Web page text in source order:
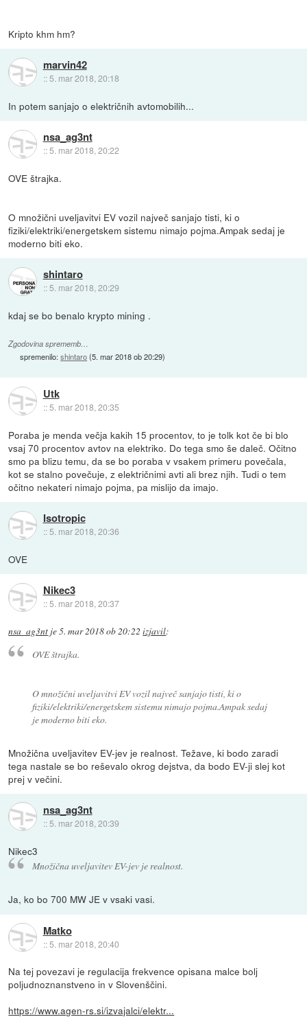
Kripto khm hm?
marvin42
:: 5. mar 2018, 20:18
In potem sanjajo o električnih avtomobilih...
nsa_ag3nt
::5. mar 2018, 20:22
OVE štrajka.
O množični uveljavitvi EV vozil največ sanjajo tisti, ki o
fiziki/elektriki/energetskem sistemu nimajo pojma.Ampak sedaj je
moderno biti eko.
shintaro
:: 5. mar 2018, 20:29
kdaj se bo benalo krypto mining .
Zgodovina sprememb…
spremenilo:shintaro(5. mar 2018 ob 20:29)
Utk
::5. mar 2018, 20:35
Poraba je menda večja kakih 15 procentov, to je tolk kot če bi blo
vsaj 70 procentov avtov na elektriko. Do tega smo še daleč. Očitno
smo pa blizu temu, da se bo poraba v vsakem primeru povečala,
kot se stalno povečuje, z električnimi avti ali brez njih. Tudi o tem
očitno nekateri nimajo pojma, pa mislijo da imajo.
Isotropic
:: 5. mar 2018, 20:36
OVE
Nikec3
::5. mar 2018, 20:37
nsa_ag3nt je5. mar 2018 ob 20:22 izjavil:
OVE štrajka.
O množični uveljavitvi EV vozil največ sanjajo tisti, ki o
fiziki/elektriki/energetskem sistemu nimajo pojma.Ampak sedaj
je moderno biti eko.
Množična uveljavitev EV-jev je realnost. Težave, ki bodo zaradi
tega nastale se bo reševalo okrog dejstva, da bodo EV-ji slej kot
prej v večini.
nsa_ag3nt
:: 5. mar 2018, 20:39
Nikec3
Množična uveljavitev EV-jev je realnost.
Ja, ko bo 700 MW JE v vsaki vasi.
Matko
::5. mar 2018, 20:40
Na tej povezavi je regulacija frekvence opisana malce bolj
poljudnoznanstveno in v Slovenščini.
https://www.agen-rs.si/izvajalci/elektr...